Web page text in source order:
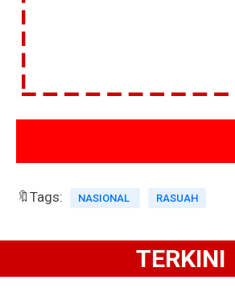
🔖Tags: NASIONAL RASUAH
TERKINI